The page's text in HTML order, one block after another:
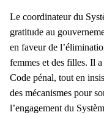
Le coordinateur du
gratitude au
en faveur de
femmes et des filles. Il
Code pénal, tout en
des mécanismes pour
l’engagement du